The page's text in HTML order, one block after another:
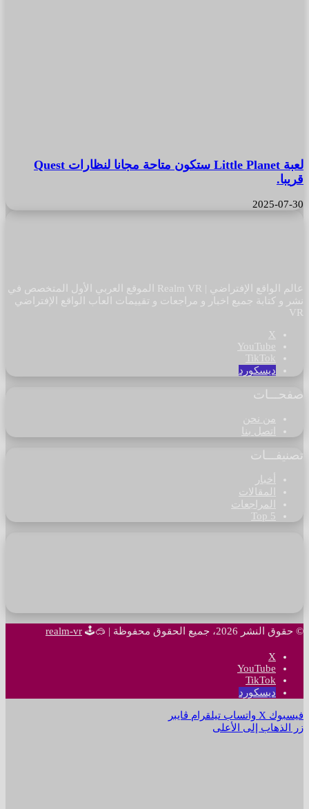
لعبة Little Planet ستكون متاحة مجانا لنظارات Quest
قريبا.
2025-07-30
عالم الواقع الإفتراضي | Realm VR الموقع العربي الأول المتخصص في
نشر و كتابة جميع اخبار و مراجعات و تقييمات العاب الواقع الإفتراضي
VR
‫X
‫YouTube
‫TikTok
ديسكورد
صفحـــات
من نحن
اتصل بنا
تصنيفـــات
أخبار
المقالات
المراجعات
Top 5
© حقوق النشر 2026، جميع الحقوق محفوظة | 🥽🕹
realm-vr
‫X
‫YouTube
‫TikTok
ديسكورد
فيسبوك ‫X واتساب تيلقرام ڤايبر
زر الذهاب إلى الأعلى